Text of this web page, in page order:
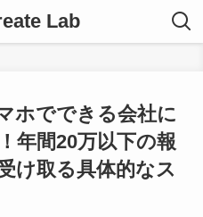
Lab
ホでできる会社に
年間20万以下の報
け取る具体的なス